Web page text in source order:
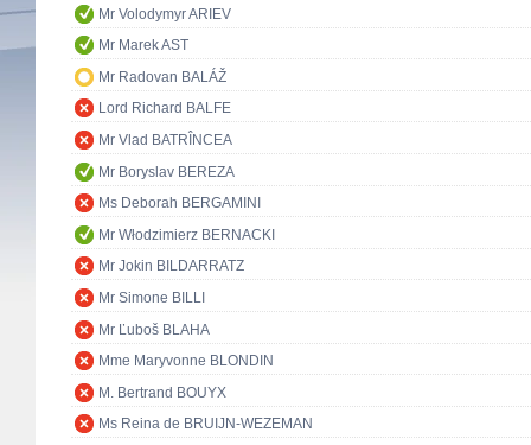
Mr Volodymyr ARIEV
Mr Marek AST
Mr Radovan BALÁŽ
Lord Richard BALFE
Mr Vlad BATRÎNCEA
Mr Boryslav BEREZA
Ms Deborah BERGAMINI
Mr Włodzimierz BERNACKI
Mr Jokin BILDARRATZ
Mr Simone BILLI
Mr Ľuboš BLAHA
Mme Maryvonne BLONDIN
M. Bertrand BOUYX
Ms Reina de BRUIJN-WEZEMAN